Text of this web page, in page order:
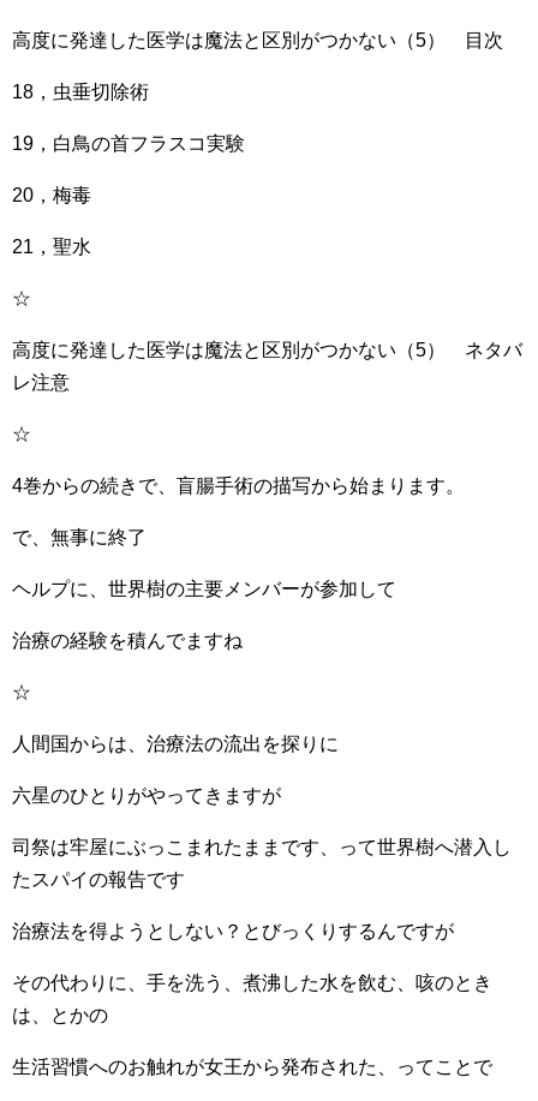
高度に発達した医学は魔法と区別がつかない（5） 目次
18，虫垂切除術
19，白鳥の首フラスコ実験
20，梅毒
21，聖水
☆
高度に発達した医学は魔法と区別がつかない（5） ネタバ
レ注意
☆
4巻からの続きで、盲腸手術の描写から始まります。
で、無事に終了
ヘルプに、世界樹の主要メンバーが参加して
治療の経験を積んでますね
☆
人間国からは、治療法の流出を探りに
六星のひとりがやってきますが
司祭は牢屋にぶっこまれたままです、って世界樹へ潜入し
たスパイの報告です
治療法を得ようとしない？とびっくりするんですが
その代わりに、手を洗う、煮沸した水を飲む、咳のとき
は、とかの
生活習慣へのお触れが女王から発布された、ってことで